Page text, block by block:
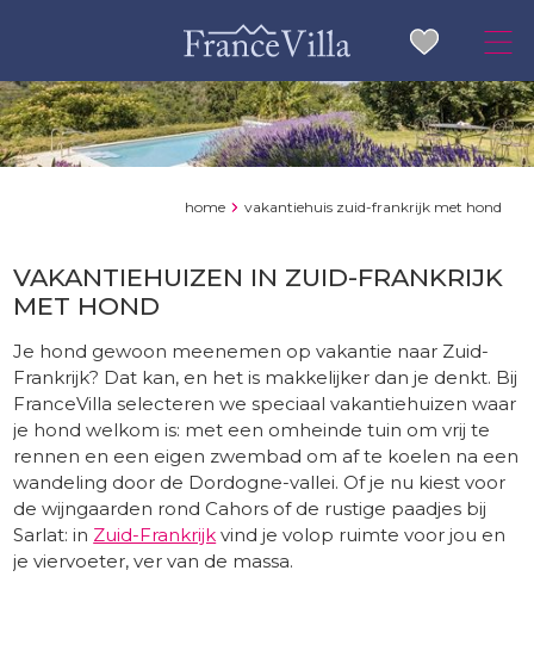
home vakantiehuis zuid-frankrijk met hond
VAKANTIEHUIZEN IN ZUID-FRANKRIJK
MET HOND
Je hond gewoon meenemen op vakantie naar Zuid-
Frankrijk? Dat kan, en het is makkelijker dan je denkt. Bij
FranceVilla selecteren we speciaal vakantiehuizen waar
je hond welkom is: met een omheinde tuin om vrij te
rennen en een eigen zwembad om af te koelen na een
wandeling door de Dordogne-vallei. Of je nu kiest voor
de wijngaarden rond Cahors of de rustige paadjes bij
Sarlat: in Zuid-Frankrijk vind je volop ruimte voor jou en
je viervoeter, ver van de massa.